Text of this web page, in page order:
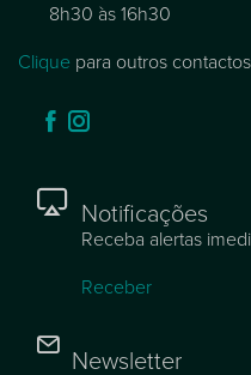
8h30 às 16h30
Clique para outros
Notificações
Receba alertas
Receber
Newsletter